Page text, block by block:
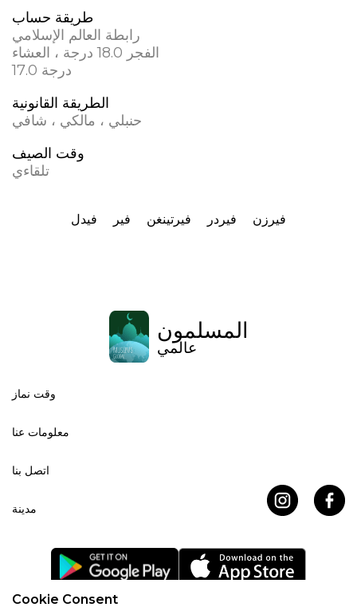
Cookie Consent
طريقة حساب
رابطة العالم الإسلامي
الفجر 18.0 درجة ، العشاء
17.0 درجة
الطريقة القانونية
حنبلي ، مالكي ، شافي
وقت الصيف
تلقاءي
فيدل فير فيرتينغن فيردر فيرزن
المسلمون
عالمي
وقت نماز
معلومات عنا
اتصل بنا
مدينة